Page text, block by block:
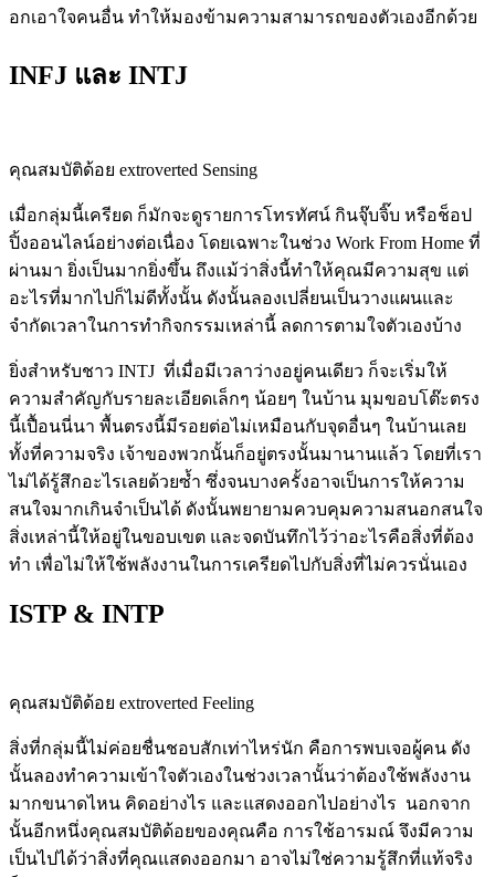
อกเอาใจคนอื่น ทำให้มองข้ามความสามารถของตัวเองอีกด้วย
INFJ และ INTJ
คุณสมบัติด้อย extroverted Sensing
เมื่อกลุ่มนี้เครียด ก็มักจะดูรายการโทรทัศน์ กินจุ๊บจิ๊บ หรือช็อป
ปิ้งออนไลน์อย่างต่อเนื่อง โดยเฉพาะในช่วง Work From Home ที่
ผ่านมา ยิ่งเป็นมากยิ่งขึ้น ถึงแม้ว่าสิ่งนี้ทำให้คุณมีความสุข แต่
อะไรที่มากไปก็ไม่ดีทั้งนั้น ดังนั้นลองเปลี่ยนเป็นวางแผนและ
จำกัดเวลาในการทำกิจกรรมเหล่านี้ ลดการตามใจตัวเองบ้าง
ยิ่งสำหรับชาว INTJ ที่เมื่อมีเวลาว่างอยู่คนเดียว ก็จะเริ่มให้
ความสำคัญกับรายละเอียดเล็กๆ น้อยๆ ในบ้าน มุมขอบโต๊ะตรง
นี้เปื้อนนี่นา พื้นตรงนี้มีรอยต่อไม่เหมือนกับจุดอื่นๆ ในบ้านเลย
ทั้งที่ความจริง เจ้าของพวกนั้นก็อยู่ตรงนั้นมานานแล้ว โดยที่เรา
ไม่ได้รู้สึกอะไรเลยด้วยซ้ำ ซึ่งจนบางครั้งอาจเป็นการให้ความ
สนใจมากเกินจำเป็นได้ ดังนั้นพยายามควบคุมความสนอกสนใจ
สิ่งเหล่านี้ให้อยู่ในขอบเขต และจดบันทึกไว้ว่าอะไรคือสิ่งที่ต้อง
ทำ เพื่อไม่ให้ใช้พลังงานในการเครียดไปกับสิ่งที่ไม่ควรนั่นเอง
ISTP & INTP
คุณสมบัติด้อย extroverted Feeling
สิ่งที่กลุ่มนี้ไม่ค่อยชื่นชอบสักเท่าไหร่นัก คือการพบเจอผู้คน ดัง
นั้นลองทำความเข้าใจตัวเองในช่วงเวลานั้นว่าต้องใช้พลังงาน
มากขนาดไหน คิดอย่างไร และแสดงออกไปอย่างไร นอกจาก
นั้นอีกหนึ่งคุณสมบัติด้อยของคุณคือ การใช้อารมณ์ จึงมีความ
เป็นไปได้ว่าสิ่งที่คุณแสดงออกมา อาจไม่ใช่ความรู้สึกที่แท้จริง